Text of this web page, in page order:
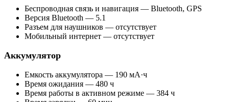
Беспроводная связь и навигация — Bluetooth, GPS
Версия Bluetooth — 5.1
Разъем для наушников — отсутствует
Мобильный интернет — отсутствует
Аккумулятор
Емкость аккумулятора — 190 мА·ч
Время ожидания — 480 ч
Время работы в активном режиме — 384 ч